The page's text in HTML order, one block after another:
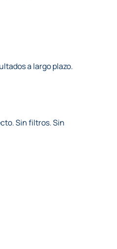
a largo plazo.
Sin filtros. Sin